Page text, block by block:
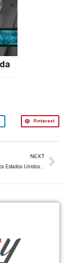
Pinterest
NEXT
Congresista de los Estados Unidos afirma que No Estamos Solos